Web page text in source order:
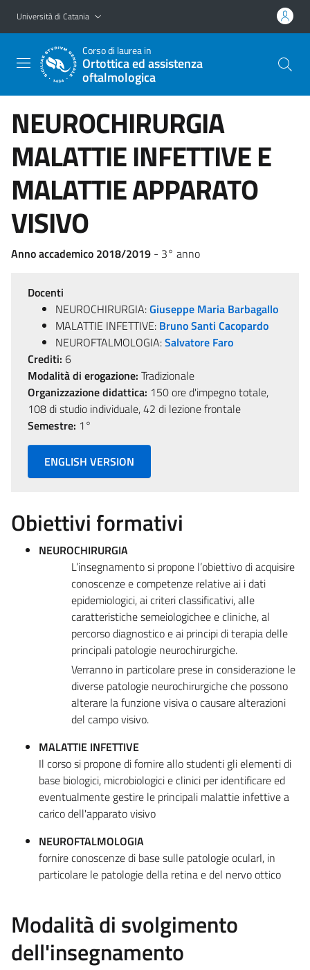
Vai al contenuto principale
Vai al menu di navigazione
Università di Catania
Corso di laurea in
Ortottica ed assistenza
oftalmologica
NEUROCHIRURGIA
MALATTIE INFETTIVE E
MALATTIE APPARATO
VISIVO
Anno accademico 2018/2019 - 3° anno
Docenti
NEUROCHIRURGIA:Giuseppe Maria Barbagallo
MALATTIE INFETTIVE: Bruno Santi Cacopardo
NEUROFTALMOLOGIA:Salvatore Faro
Crediti: 6
Modalità di erogazione: Tradizionale
Organizzazione didattica: 150 ore d'impegno totale,
108 di studio individuale, 42 di lezione frontale
Semestre: 1°
ENGLISH VERSION
Obiettivi formativi
NEUROCHIRURGIA
L’insegnamento si propone l’obiettivo di acquisire
conoscenze e competenze relative ai i dati
epidemiologici, ai criteri classificativi, alle
caratteristiche semeiologichee e cliniche, al
percorso diagnostico e ai principi di terapia delle
principali patologie neurochirurgiche.
Verranno in particolare prese in considerazione le
diverse patologie neurochirurgiche che possono
alterare la funzione visiva o causare alterazioni
del campo visivo.
MALATTIE INFETTIVE
Il corso si propone di fornire allo studenti gli elementi di
base biologici, microbiologici e clinici per identificare ed
eventualmente gestire le principali malattie infettive a
carico dell'apparato visivo
NEUROFTALMOLOGIA
fornire conoscenze di base sulle patologie ocularI, in
particolare le patologie della retina e del nervo ottico
Modalità di svolgimento
dell'insegnamento